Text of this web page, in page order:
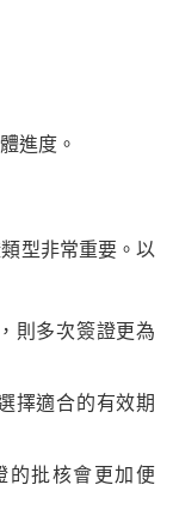
進度。
型非常重要。以
則多次簽證更為
擇適合的有效期
的批核會更加便